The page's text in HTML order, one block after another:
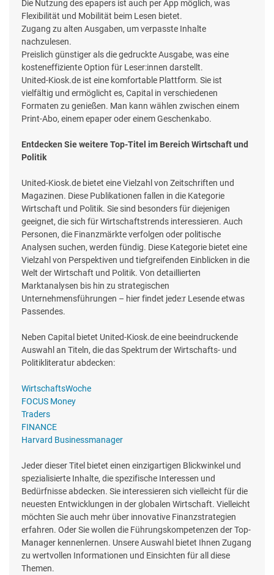
Die Nutzung des epapers ist auch per App möglich, was
Flexibilität und Mobilität beim Lesen bietet.
Zugang zu alten Ausgaben, um verpasste Inhalte
nachzulesen.
Preislich günstiger als die gedruckte Ausgabe, was eine
kosteneffiziente Option für Leser:innen darstellt.
United-Kiosk.de ist eine komfortable Plattform. Sie ist
vielfältig und ermöglicht es, Capital in verschiedenen
Formaten zu genießen. Man kann wählen zwischen einem
Print-Abo, einem epaper oder einem Geschenkabo.
Entdecken Sie weitere Top-Titel im Bereich Wirtschaft und
Politik
United-Kiosk.de bietet eine Vielzahl von Zeitschriften und
Magazinen. Diese Publikationen fallen in die Kategorie
Wirtschaft und Politik. Sie sind besonders für diejenigen
geeignet, die sich für Wirtschaftstrends interessieren. Auch
Personen, die Finanzmärkte verfolgen oder politische
Analysen suchen, werden fündig. Diese Kategorie bietet eine
Vielzahl von Perspektiven und tiefgreifenden Einblicken in die
Welt der Wirtschaft und Politik. Von detaillierten
Marktanalysen bis hin zu strategischen
Unternehmensführungen – hier findet jede:r Lesende etwas
Passendes.
Neben Capital bietet United-Kiosk.de eine beeindruckende
Auswahl an Titeln, die das Spektrum der Wirtschafts- und
Politikliteratur abdecken:
WirtschaftsWoche
FOCUS Money
Traders
FINANCE
Harvard Businessmanager
Jeder dieser Titel bietet einen einzigartigen Blickwinkel und
spezialisierte Inhalte, die spezifische Interessen und
Bedürfnisse abdecken. Sie interessieren sich vielleicht für die
neuesten Entwicklungen in der globalen Wirtschaft. Vielleicht
möchten Sie auch mehr über innovative Finanzstrategien
erfahren. Oder Sie wollen die Führungskompetenzen der Top-
Manager kennenlernen. Unsere Auswahl bietet Ihnen Zugang
zu wertvollen Informationen und Einsichten für all diese
Themen.